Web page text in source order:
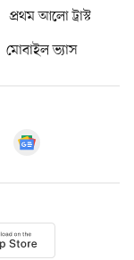
প্রথম আলো ট্রাস্ট
মোবাইল ভ্যাস